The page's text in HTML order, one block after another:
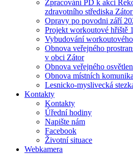
Zpracování PD k akci
zdravotního střediska
Opravy po povodni září
Projekt workoutové hřiště
Vybudování
Obnova veřejného
v obci Zátor
Obnova veřejného
Obnova místních
Lesnicko-myslivecká
Kontakty
Kontakty
Úřední hodiny
Napište nám
Facebook
Životní situace
Webkamera